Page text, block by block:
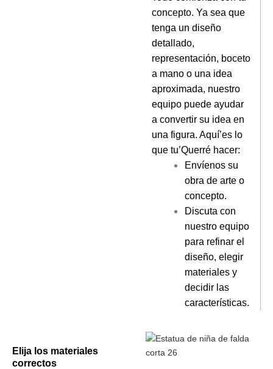
concepto. Ya sea que
tenga un diseño
detallado,
representación, boceto
a mano o una idea
aproximada, nuestro
equipo puede ayudar
a convertir su idea en
una figura. Aquí’es lo
que tu’Querré hacer:
Envíenos su
obra de arte o
concepto.
Discuta con
nuestro equipo
para refinar el
diseño, elegir
materiales y
decidir las
características.
Elija los materiales
correctos